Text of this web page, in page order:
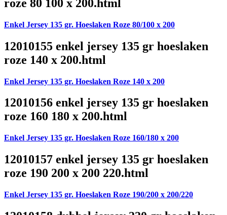
roze 80 100 x 200.html
Enkel Jersey 135 gr. Hoeslaken Roze 80/100 x 200
12010155 enkel jersey 135 gr hoeslaken
roze 140 x 200.html
Enkel Jersey 135 gr. Hoeslaken Roze 140 x 200
12010156 enkel jersey 135 gr hoeslaken
roze 160 180 x 200.html
Enkel Jersey 135 gr. Hoeslaken Roze 160/180 x 200
12010157 enkel jersey 135 gr hoeslaken
roze 190 200 x 200 220.html
Enkel Jersey 135 gr. Hoeslaken Roze 190/200 x 200/220